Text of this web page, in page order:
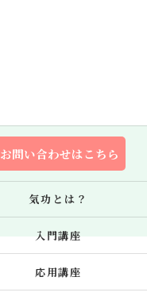
お問い合わせはこちら
気功とは？
入門講座
応用講座